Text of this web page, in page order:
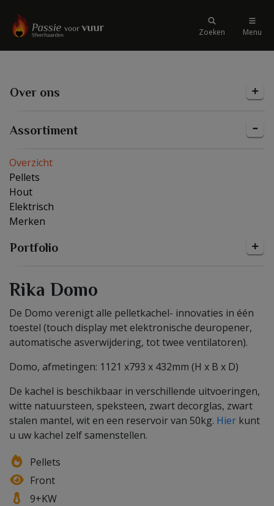
Zoeken Menu
Over ons
Assortiment
Overzicht
Pellets
Hout
Elektrisch
Merken
Portfolio
Rika Domo
De Domo verenigt alle pelletkachel- innovaties in één
toestel (touch display met elektronische deuropener,
automatische asverwijdering, tot twee ventilatoren).
Domo, afmetingen: 1121 x793 x 432mm (H x B x D)
De kachel is beschikbaar in verschillende uitvoeringen,
witte natuursteen, speksteen, zwart decorglas, zwart
stalen mantel, wit en een reservoir van 50kg. Hier kunt
u uw kachel zelf samenstellen.
Pellets
Front
9+KW